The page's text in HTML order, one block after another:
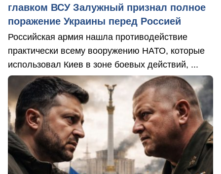
главком ВСУ Залужный признал полное
поражение Украины перед Россией
Российская армия нашла противодействие
практически всему вооружению НАТО, которые
использовал Киев в зоне боевых действий, ...